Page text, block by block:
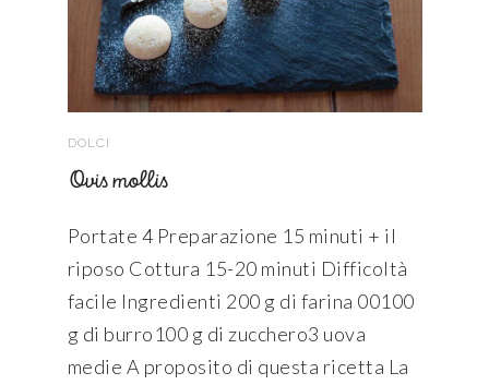
DOLCI
Ovis mollis
Portate 4 Preparazione 15 minuti + il
riposo Cottura 15-20 minuti Difficoltà
facile Ingredienti 200 g di farina 00100
g di burro100 g di zucchero3 uova
medie A proposito di questa ricetta La